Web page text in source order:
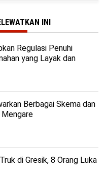
INI
Regulasi Penuhi
yang Layak dan
Berbagai Skema dan
Mengare
di Gresik, 8 Orang Luka